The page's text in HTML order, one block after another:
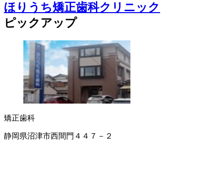
ほりうち矯正歯科クリニック
ピックアップ
矯正歯科
静岡県沼津市西間門４４７－２